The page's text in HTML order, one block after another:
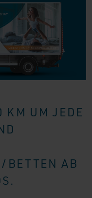
KM UM JEDE
BETTEN AB